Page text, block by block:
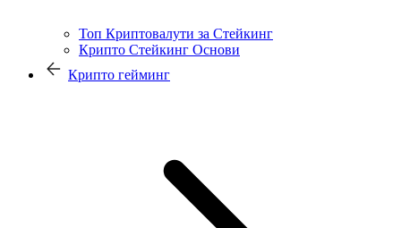
Топ Криптовалути за Стейкинг
Крипто Стейкинг Основи
Крипто гейминг